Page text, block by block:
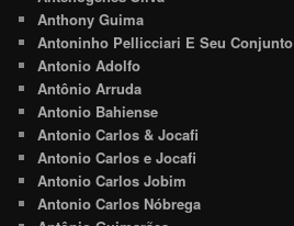
Anthony Guima
Antoninho Pellicciari E Seu Conjunto
Antonio Adolfo
Antônio Arruda
Antonio Bahiense
Antonio Carlos & Jocafi
Antonio Carlos e Jocafi
Antonio Carlos Jobim
Antonio Carlos Nóbrega